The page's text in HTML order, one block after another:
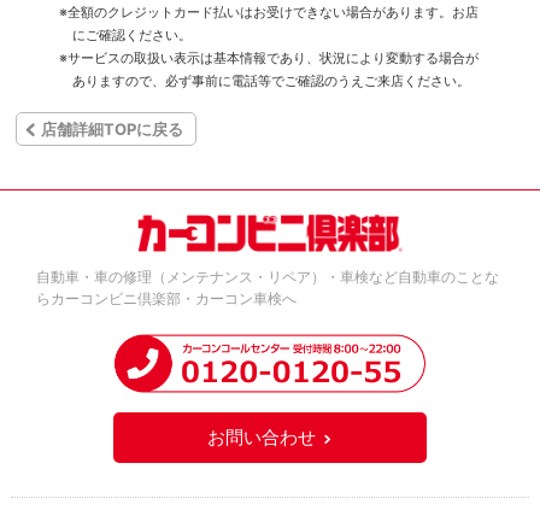
※全額のクレジットカード払いはお受けできない場合があります。お店
にご確認ください。
※サービスの取扱い表示は基本情報であり、状況により変動する場合が
ありますので、必ず事前に電話等でご確認のうえご来店ください。
店舗詳細TOPに戻る
自動車・車の修理（メンテナンス・リペア）・車検など自動車のことな
らカーコンビニ倶楽部・カーコン車検へ
お問い合わせ